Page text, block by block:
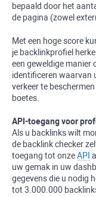
bepaald door het
de pagina (zowel
Met een hoge score
je backlinkprofiel
een geweldige manier
identificeren waarvan
verkeer te
boetes.
API-toegang voor
Als u backlinks wilt
de backlink checker
toegang tot onzeAPI
uw gemak in uw
gegevens die u nodig
tot 3.000.000